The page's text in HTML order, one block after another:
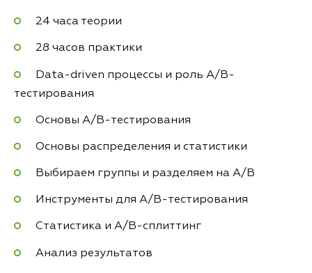
24 часа теории
28 часов практики
Data-driven процессы и роль A/B-
тестирования
Основы A/B-тестирования
Основы распределения и статистики
Выбираем группы и разделяем на A/B
Инструменты для А/B-тестирования
Статистика и А/B-сплиттинг
Анализ результатов